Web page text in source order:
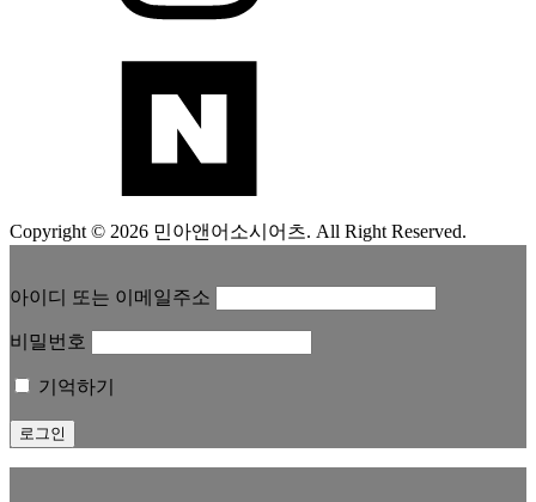
Copyright © 2026 민아앤어소시어츠. All Right Reserved.
아이디 또는 이메일주소
비밀번호
기억하기